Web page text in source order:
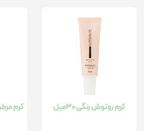
کرم روتوش رنگی 30میل
کرم